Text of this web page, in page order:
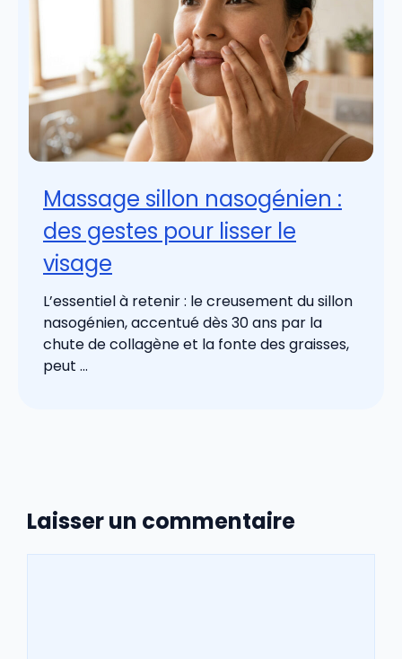
Massage sillon nasogénien :
des gestes pour lisser le
visage
L’essentiel à retenir : le creusement du sillon
nasogénien, accentué dès 30 ans par la
chute de collagène et la fonte des graisses,
peut ...
Laisser un commentaire